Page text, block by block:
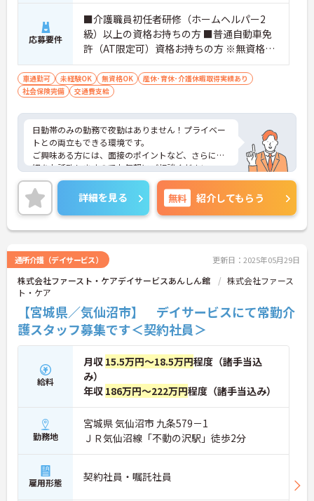
応募要件
■介護職員初任者研修（ホームヘルパー2
級）以上の資格お持ちの方 ■普通自動車免
許（AT限定可）資格お持ちの方 ※無資格
者、未経験者応相談
車通勤可 未経験OK 無資格OK
産休･育休･介護休暇取得実績あり
社会保険完備
交通費支給
日勤帯のみの勤務で夜勤はありません！プライベー
トとの両立もできる環境です。
ご興味ある方には、面接のポイントなど、さらに詳
細をお話致しますのでお気軽にご相談ください。
詳細を見る 無料 紹介してもらう
通所介護（デイサービス） 更新日：2025年05月29日
株式会社ファースト・ケアデイサービスあんしん館
株式会社ファース
ト・ケア
【宮城県／気仙沼市】 デイサービスにて常勤介
護スタッフ募集です＜契約社員＞
給料
月収 15.5万円～18.5万円程度（諸手当込
み）
年収 186万円～222万円程度（諸手当込み）
勤務地
宮城県 気仙沼市 九条579－1
ＪＲ気仙沼線「不動の沢駅」徒歩2分
雇用形態 契約社員・嘱託社員